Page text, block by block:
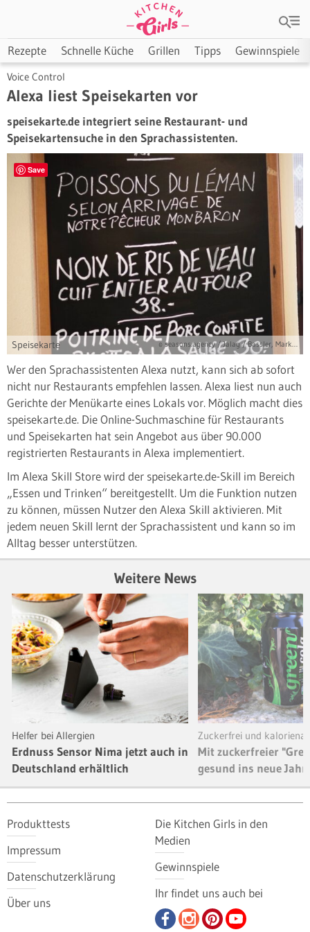
Rezepte Schnelle Küche Grillen Tipps Gewinnspiele
Voice Control
Alexa liest Speisekarten vor
speisekarte.de integriert seine Restaurant- und
Speisekartensuche in den Sprachassistenten.
Save
Speisekarte © seasons.agency / Jalag / Bassler, Markus
Wer den Sprachassistenten Alexa nutzt, kann sich ab sofort
nicht nur Restaurants empfehlen lassen. Alexa liest nun auch
Gerichte der Menükarte eines Lokals vor. Möglich macht dies
speisekarte.de. Die Online-Suchmaschine für Restaurants
und Speisekarten hat sein Angebot aus über 90.000
registrierten Restaurants in Alexa implementiert.
Im Alexa Skill Store wird der speisekarte.de-Skill im Bereich
„Essen und Trinken“ bereitgestellt. Um die Funktion nutzen
zu können, müssen Nutzer den Alexa Skill aktivieren. Mit
jedem neuen Skill lernt der Sprachassistent und kann so im
Alltag besser unterstützen.
Weitere News
Helfer bei Allergien
Erdnuss Sensor Nima jetzt auch in
Deutschland erhältlich
Zuckerfrei und
Mit zuckerfreier
gesund ins neue Jahr
Produkttests
Impressum
Datenschutzerklärung
Über uns
Die Kitchen Girls in den
Medien
Gewinnspiele
Ihr findet uns auch bei